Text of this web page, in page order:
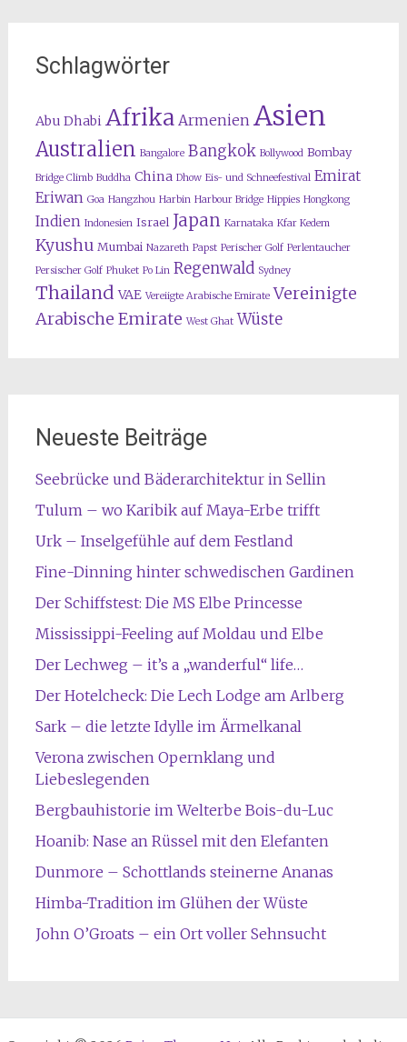
Schlagwörter
Abu Dhabi Afrika Armenien Asien
Australien Bangalore Bangkok Bollywood Bombay
Bridge Climb Buddha China Dhow Eis- und Schneefestival Emirat
Eriwan Goa Hangzhou Harbin Harbour Bridge Hippies Hongkong
Indien Indonesien Israel Japan Karnataka Kfar Kedem
Kyushu Mumbai Nazareth Papst Perischer Golf Perlentaucher
Persischer Golf Phuket Po Lin Regenwald Sydney
Thailand VAE Vereiigte Arabische Emirate Vereinigte
Arabische Emirate West Ghat Wüste
Neueste Beiträge
Seebrücke und Bäderarchitektur in Sellin
Tulum – wo Karibik auf Maya-Erbe trifft
Urk – Inselgefühle auf dem Festland
Fine-Dinning hinter schwedischen Gardinen
Der Schiffstest: Die MS Elbe Princesse
Mississippi-Feeling auf Moldau und Elbe
Der Lechweg – it’s a „wanderful“ life…
Der Hotelcheck: Die Lech Lodge am Arlberg
Sark – die letzte Idylle im Ärmelkanal
Verona zwischen Opernklang und
Liebeslegenden
Bergbauhistorie im Welterbe Bois-du-Luc
Hoanib: Nase an Rüssel mit den Elefanten
Dunmore – Schottlands steinerne Ananas
Himba-Tradition im Glühen der Wüste
John O’Groats – ein Ort voller Sehnsucht